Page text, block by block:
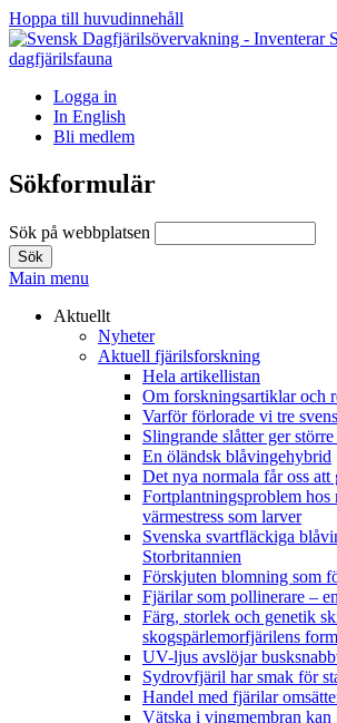
Hoppa till huvudinnehåll
Logga in
In English
Bli medlem
Sökformulär
Sök på webbplatsen
Main menu
Aktuellt
Nyheter
Aktuell fjärilsforskning
Hela artikellistan
Om forskningsartiklar och
Varför förlorade vi tre
Slingrande slåtter ger
En öländsk blåvingehybrid
Det nya normala får oss
Fortplantningsproblem hos
värmestress som larver
Svenska svartfläckiga
Storbritannien
Förskjuten blomning som
Fjärilar som pollinerare –
Färg, storlek och genetik
skogspärlemorfjärilens
UV-ljus avslöjar
Sydrovfjäril har smak för
Handel med fjärilar
Vätska i vingmembran